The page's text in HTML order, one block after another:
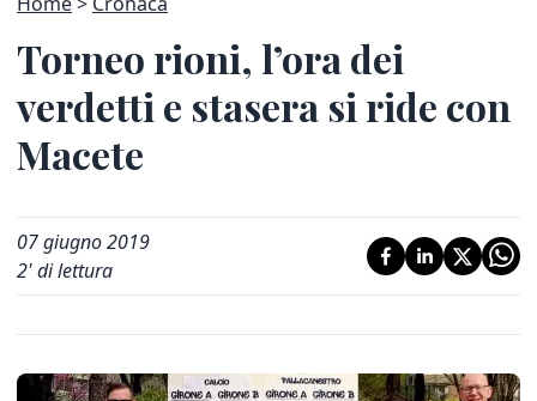
Torneo rioni, l’ora dei
verdetti e stasera si ride con
Macete
07 giugno 2019
2' di lettura